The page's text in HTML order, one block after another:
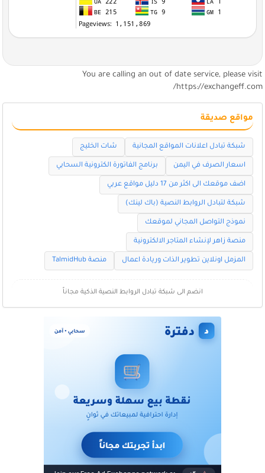
You are calling an out of date service, please visit
https://exchangeff.com/
مواقع صديقة
شبكة تبادل اعلانات المواقع المجانية شات الخليج
اسعار الصرف في اليمن برنامج الفاتورة الكترونية السحابي
اضف موقعك الى اكثر من 17 دليل مواقع عربي
شبكة لتبادل الروابط النصية (باك لينك)
نموذج التواصل المجاني لموقعك
منصة زاهر لإنشاء المتاجر الالكترونية
المزمل اونلاين تطوير الذات وريادة اعمال منصة TalmidHub
انضم الى شبكة تبادل الروابط النصية الذكية مجاناً